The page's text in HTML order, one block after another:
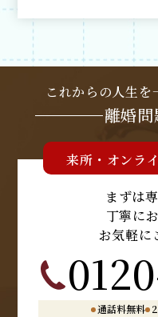
これからの人生を
離婚問
来所 ・ オンラ
まずは
丁寧に
お気軽に
通話料無料